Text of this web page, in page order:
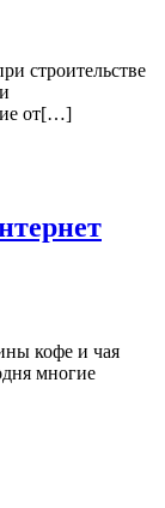
строительстве
от[…]
кофе и чая
многие